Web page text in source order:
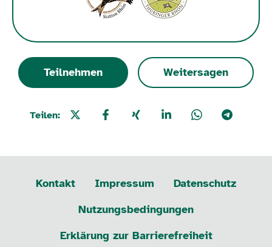
Teilnehmen Weitersagen
Teilen:
Kontakt Impressum
Datenschutz
Nutzungsbedingungen
Erklärung zur Barrierefreiheit